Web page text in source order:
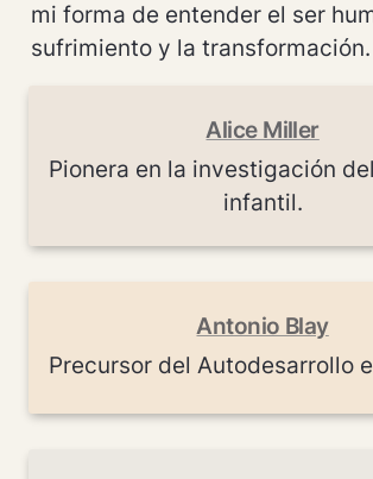
mi forma de entender el ser
sufrimiento y la transformación.
Alice Miller
Pionera en la investigación
infantil.
Antonio Blay
Precursor del Autodesarrollo